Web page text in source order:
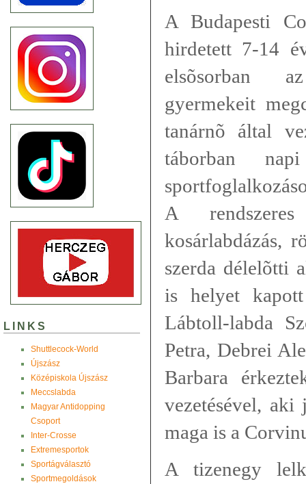
LINKS
Shuttlecock-World
Újszász
Középiskola Újszász
Meccslabda
Magyar Antidopping
Csoport
Inter-Crosse
Extremesportok
Sportágválasztó
Sportmegoldások
A Budapesti
hirdetett 7-14
elsõsorban
gyermekeit
tanárnõ által
táborban
A rendszeres
kosárlabdázás,
szerda délelõtti
is helyet
Lábtoll-labda
Petra, Debrei
Barbara
vezetésével,
maga is a
A tizenegy